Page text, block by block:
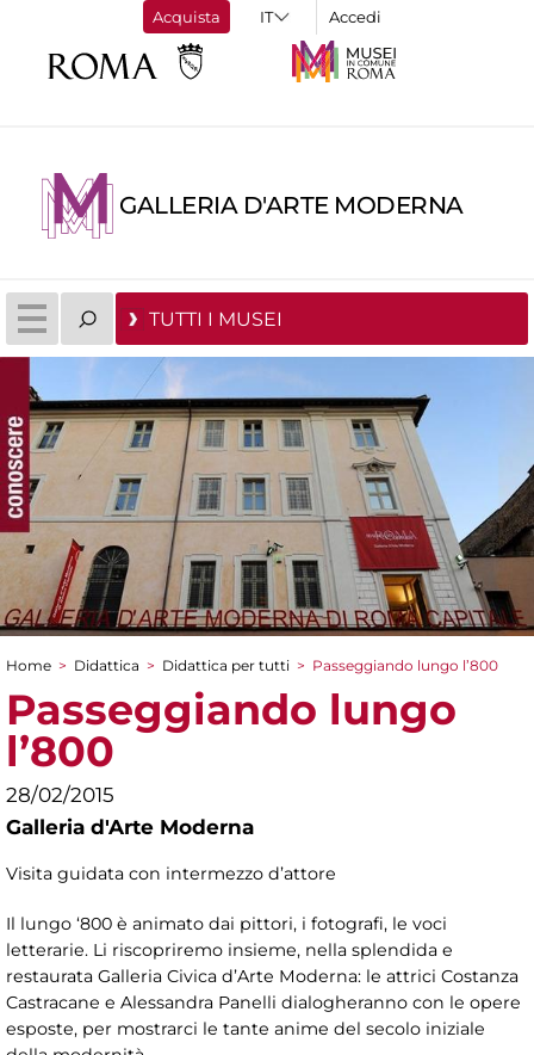
Acquista Accedi
GALLERIA D'ARTE MODERNA
TUTTI I MUSEI
Tu sei qui
Home > Didattica > Didattica per tutti > Passeggiando lungo l’800
Passeggiando lungo
l’800
28/02/2015
Galleria d'Arte Moderna
Visita guidata con intermezzo d’attore
Il lungo ‘800 è animato dai pittori, i fotografi, le voci
letterarie. Li riscopriremo insieme, nella splendida e
restaurata Galleria Civica d’Arte Moderna: le attrici Costanza
Castracane e Alessandra Panelli dialogheranno con le opere
esposte, per mostrarci le tante anime del secolo iniziale